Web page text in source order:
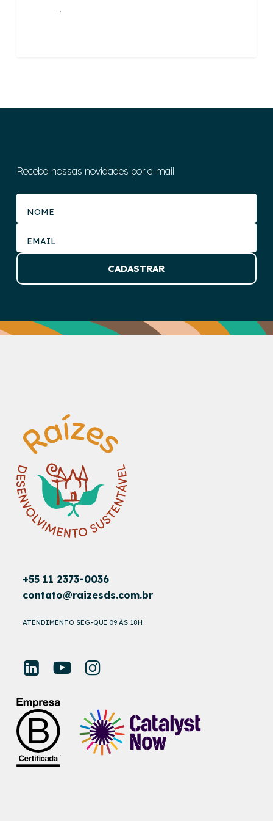
…
Receba nossas novidades por e-mail
+55 11 2373-0036
contato@raizesds.com.br
ATENDIMENTO SEG-QUI 09 ÀS 18H